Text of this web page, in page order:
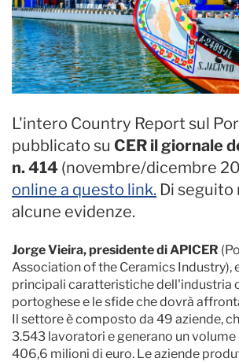
L'intero Country Report sul
pubblicato su CER il giornale
n. 414 (novembre/dicembre
online a questo link. Di
alcune evidenze.
Jorge Vieira, presidente di APICER
Association of the Ceramics Industry),
principali caratteristiche dell'industria
portoghese e le sfide che dovrà
Il settore è composto da 49 aziende,
3.543 lavoratori e generano un
406,6 milioni di euro. Le aziende